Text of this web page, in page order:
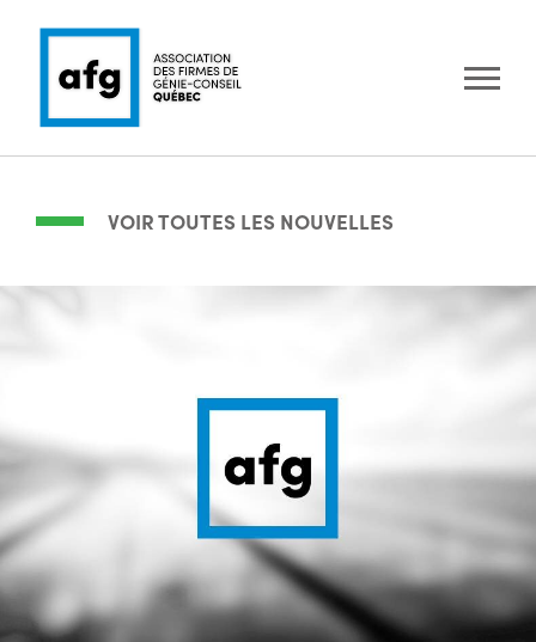
VOIR TOUTES LES NOUVELLES